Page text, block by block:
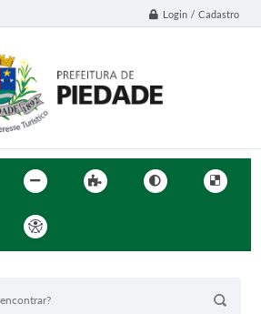
Login / Cadastro